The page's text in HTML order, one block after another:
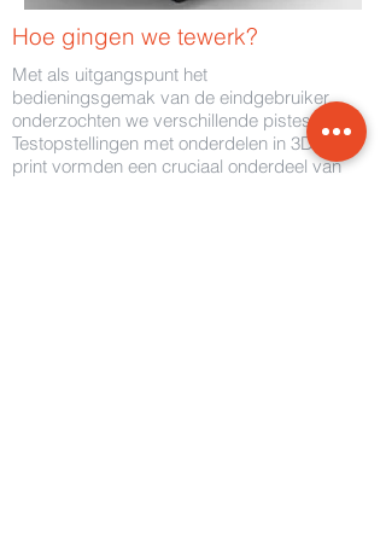
Hoe gingen we tewerk?
Met als uitgangspunt het
bedieningsgemak van de eindgebruiker,
onderzochten we verschillende pistes.
Testopstellingen met onderdelen in 3D-
print vormden een cruciaal onderdeel van